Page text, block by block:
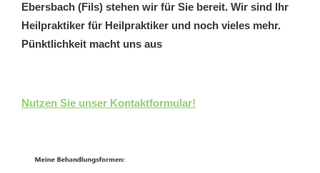
Ebersbach (Fils) stehen wir für Sie bereit. Wir sind Ihr
Heilpraktiker für Heilpraktiker und noch vieles mehr.
Pünktlichkeit macht uns aus
Nutzen Sie unser Kontaktformular!